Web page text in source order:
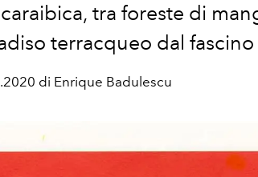
tra foreste di
terracqueo dal
di Enrique Badulescu